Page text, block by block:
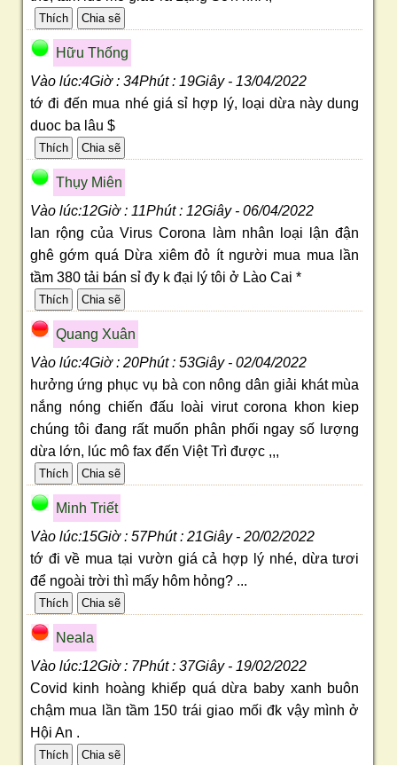
Hữu Thống
Vào lúc:4Giờ : 34Phút : 19Giây - 13/04/2022
tớ đi đến mua nhé giá sỉ hợp lý, loại dừa này dung
duoc ba lâu $
Thụy Miên
Vào lúc:12Giờ : 11Phút : 12Giây - 06/04/2022
lan rộng của Virus Corona làm nhân loại lận đận
ghê gớm quá Dừa xiêm đỏ ít người mua mua lần
tầm 380 tải bán sỉ đy k đại lý tôi ở Lào Cai *
Quang Xuân
Vào lúc:4Giờ : 20Phút : 53Giây - 02/04/2022
hưởng ứng phục vụ bà con nông dân giải khát mùa
nắng nóng chiến đấu loài virut corona khon kiep
chúng tôi đang rất muốn phân phối ngay số lượng
dừa lớn, lúc mô fax đến Việt Trì được ,,,
Minh Triết
Vào lúc:15Giờ : 57Phút : 21Giây - 20/02/2022
tớ đi về mua tại vườn giá cả hợp lý nhé, dừa tươi
để ngoài trời thì mấy hôm hỏng? ...
Neala
Vào lúc:12Giờ : 7Phút : 37Giây - 19/02/2022
Covid kinh hoàng khiếp quá dừa baby xanh buôn
chậm mua lần tầm 150 trái giao mối đk vậy mình ở
Hội An .